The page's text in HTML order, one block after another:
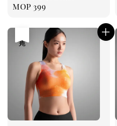
Regular
MOP 399